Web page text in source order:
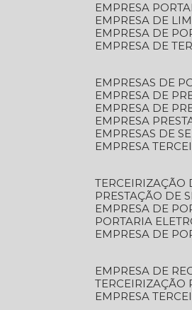
EMPRESA
EMPRESA DE
EMPRESA DE
EMPRESA DE
EMPRESAS DE
EMPRESA DE
EMPRESA DE
EMPRESA
EMPRESAS DE
EMPRESA
PRESTAÇÃO DE
EMPRESA DE
PORTARIA
EMPRESA DE
EMPRESA DE
TERCEIRIZAÇÃO
EMPRESA